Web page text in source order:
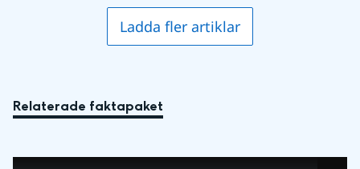
Ladda fler artiklar
Relaterade faktapaket